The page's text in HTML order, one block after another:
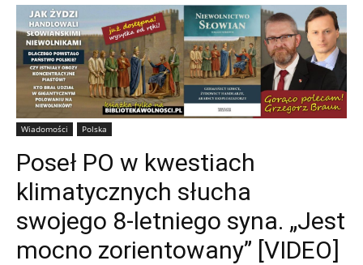
Wiadomości Polska
Poseł PO w kwestiach
klimatycznych słucha
swojego 8-letniego syna. „Jest
mocno zorientowany” [VIDEO]